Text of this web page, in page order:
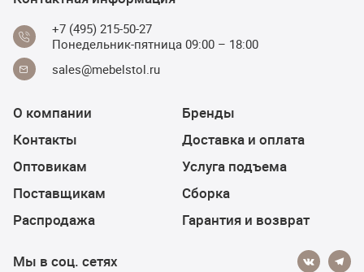
+7 (495) 215-50-27
Понедельник-пятница 09:00 – 18:00
sales@mebelstol.ru
О компании
Контакты
Оптовикам
Поставщикам
Распродажа
Бренды
Доставка и оплата
Услуга подъема
Сборка
Гарантия и возврат
Мы в соц. сетях